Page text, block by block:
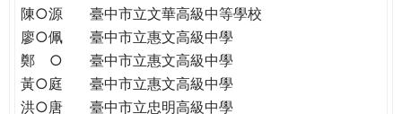
THE
PATH
GLOBAL
CITIZENSHIP
陳○源
臺中市立文華高級中等學校
廖○佩
臺中市立惠文高級中學
鄭 ○
臺中市立惠文高級中學
黃○庭
臺中市立惠文高級中學
洪○唐
臺中市立忠明高級中學